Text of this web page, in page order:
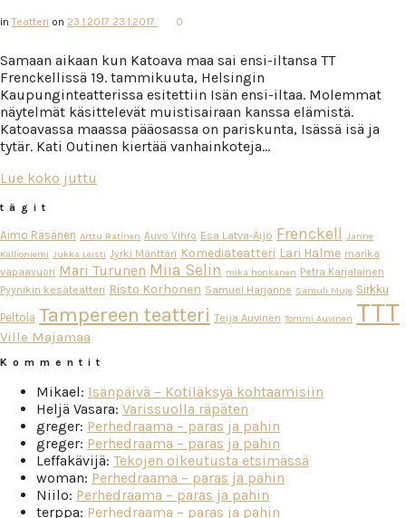
inTeatteri on 23.1.2017 23.1.2017 0
Samaan aikaan kun Katoava maa sai ensi-iltansa TT
Frenckellissä 19. tammikuuta, Helsingin
Kaupunginteatterissa esitettiin Isän ensi-iltaa. Molemmat
näytelmät käsittelevät muistisairaan kanssa elämistä.
Katoavassa maassa pääosassa on pariskunta, Isässä isä ja
tytär. Kati Outinen kiertää vanhainkoteja…
Lue koko juttu
tägit
Aimo Räsänen Arttu Ratinen Auvo Vihro Esa Latva-Äijö Frenckell
Janne
Kallioniemi Jukka Leisti Jyrki Mänttäri Komediateatteri Lari Halme marika
vapaavuori Mari Turunen Miia Selin mika honkanen Petra Karjalainen
Pyynikin kesäteatteri Risto Korhonen Samuel Harjanne Samuli Muje Sirkku
Peltola Tampereen teatteri Teija Auvinen Tommi Auvinen TTT
Ville Majamaa
Kommentit
Mikael: Isänpäivä – Kotiläksyä kohtaamisiin
Heljä Vasara: Varissuolla räpäten
greger: Perhedraama – paras ja pahin
greger: Perhedraama – paras ja pahin
Leffakävijä: Tekojen oikeutusta etsimässä
woman: Perhedraama – paras ja pahin
Niilo: Perhedraama – paras ja pahin
terppa: Perhedraama – paras ja pahin